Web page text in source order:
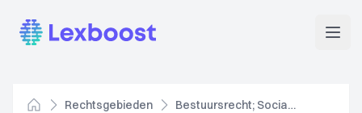
Lexboost
Rechtsgebieden
Bestuursrecht; Socialezekerheidsrecht